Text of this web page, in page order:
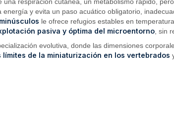
energía y evita un paso acuático obligatorio,
le ofrece refugios estables en
pasiva y óptima del microentorno , sin
evolutiva, donde las dimensiones
de la miniaturización en los vertebrados